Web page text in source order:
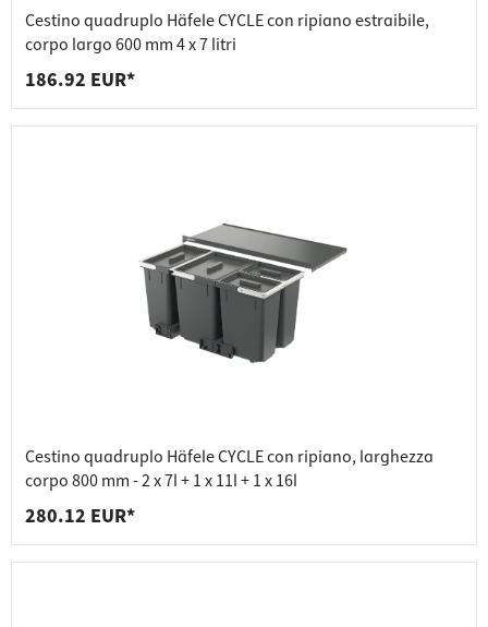
Cestino quadruplo Häfele CYCLE con ripiano estraibile,
corpo largo 600 mm 4 x 7 litri
186.92 EUR*
Cestino quadruplo Häfele CYCLE con ripiano, larghezza
corpo 800 mm - 2 x 7l + 1 x 11l + 1 x 16l
280.12 EUR*